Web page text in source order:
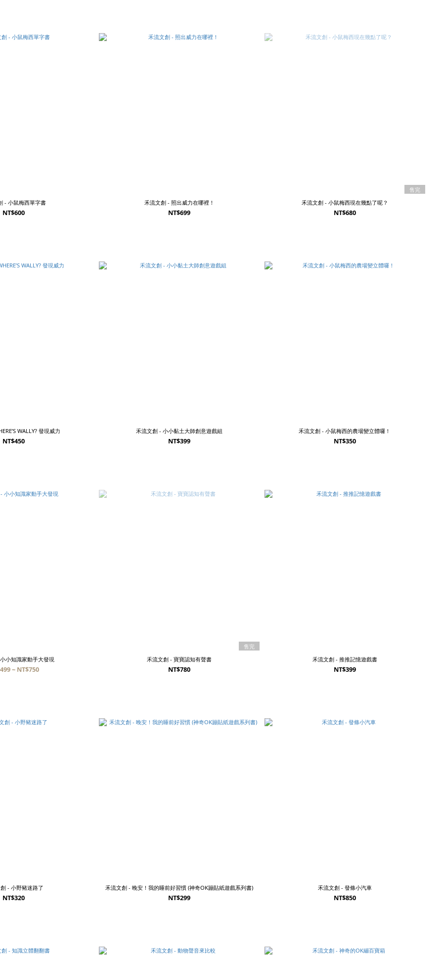
- 小鼠梅西單字書
NT$600
禾流文創 - 照出威力在哪裡！
NT$699
售完
禾流文創 - 小鼠梅西現在幾點了呢？
NT$680
WALLY? 發現威力
NT$450
禾流文創 - 小小黏土大師創意遊戲組
NT$399
禾流文創 - 小鼠梅西的農場變立體囉！
NT$350
小知識家動手大發現
~ NT$750
售完
禾流文創 - 寶寶認知有聲書
NT$780
禾流文創 - 推推記憶遊戲書
NT$399
- 小野豬迷路了
NT$320
禾流文創 - 晚安！我的睡前好習慣 (神奇OK蹦貼紙遊戲系列書)
NT$299
禾流文創 - 發條小汽車
NT$850